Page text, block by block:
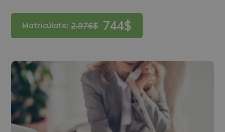
Matricúlate:2.976$ 744$